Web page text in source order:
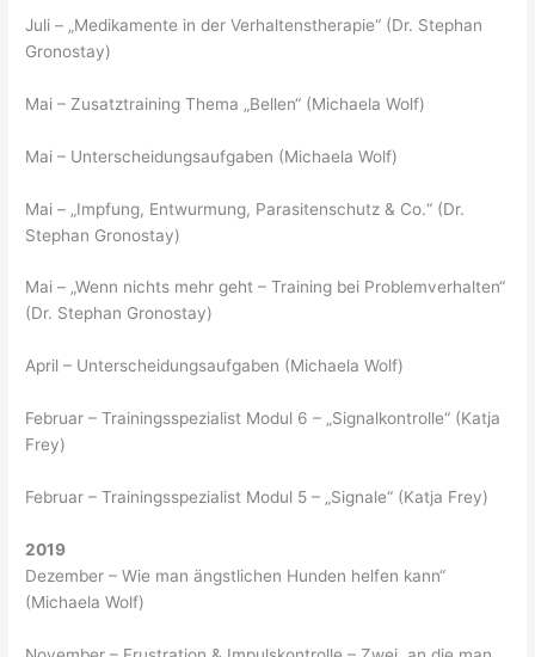
Juli – „Medikamente in der Verhaltenstherapie“ (Dr. Stephan
Gronostay)
Mai – Zusatztraining Thema „Bellen“ (Michaela Wolf)
Mai – Unterscheidungsaufgaben (Michaela Wolf)
Mai – „Impfung, Entwurmung, Parasitenschutz & Co.“ (Dr.
Stephan Gronostay)
Mai – „Wenn nichts mehr geht – Training bei Problemverhalten“
(Dr. Stephan Gronostay)
April – Unterscheidungsaufgaben (Michaela Wolf)
Februar – Trainingsspezialist Modul 6 – „Signalkontrolle“ (Katja
Frey)
Februar – Trainingsspezialist Modul 5 – „Signale“ (Katja Frey)
2019
Dezember – Wie man ängstlichen Hunden helfen kann“
(Michaela Wolf)